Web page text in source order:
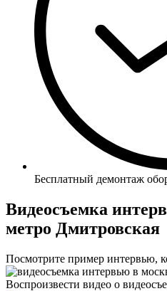
Бесплатный демонтаж
Видеосъемка
метро Дмитровская
Посмотрите пример интервью,
Воспроизвести видео о